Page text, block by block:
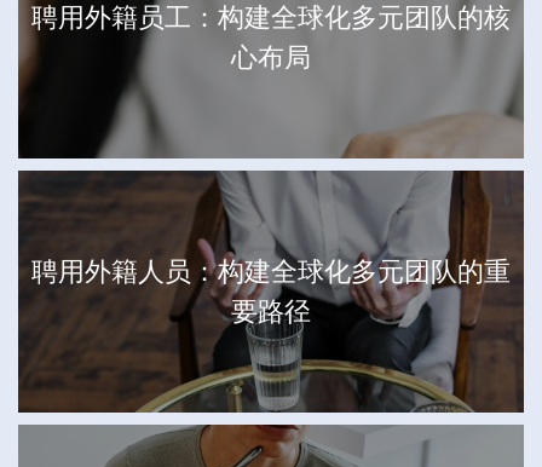
聘用外籍员工：构建全球化多元团队的核
心布局
聘用外籍人员：构建全球化多元团队的重
要路径